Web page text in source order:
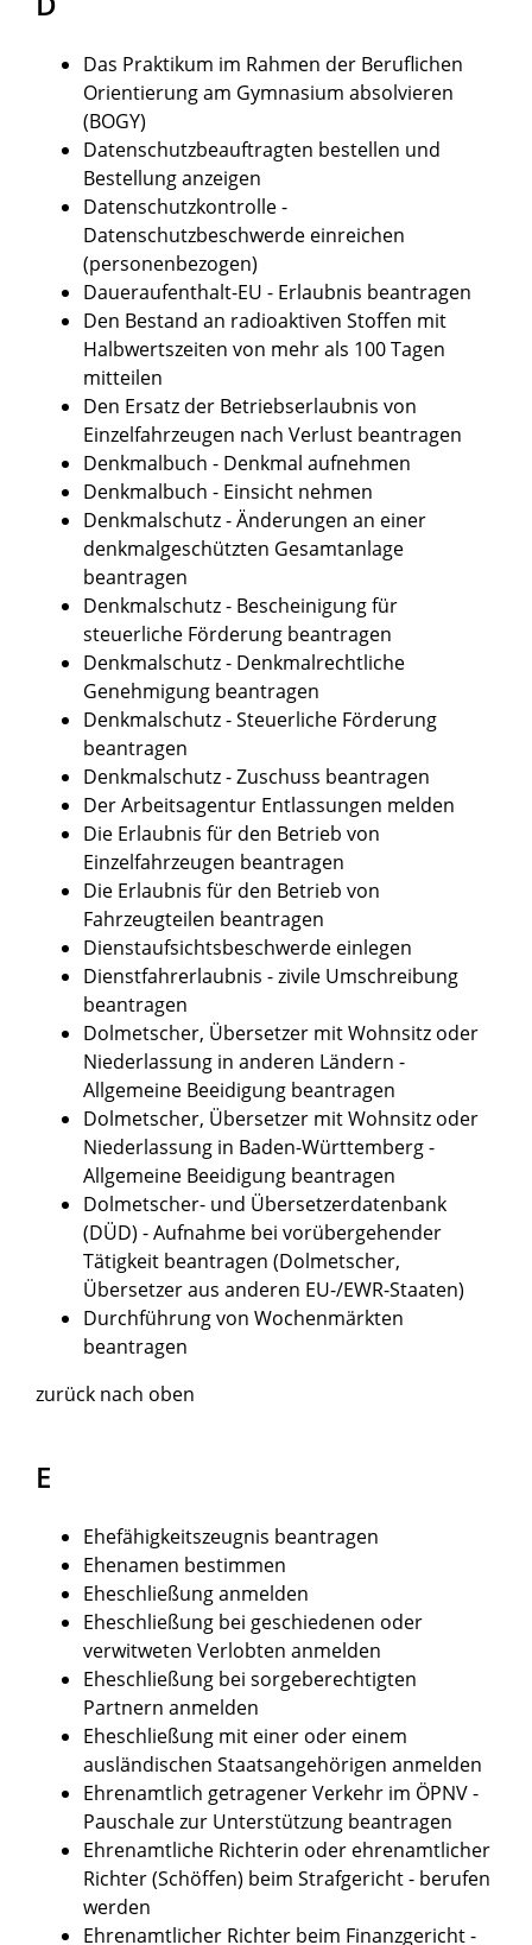
Das Praktikum im Rahmen der Beruflichen
Orientierung am Gymnasium absolvieren
(BOGY)
Datenschutzbeauftragten bestellen und
Bestellung anzeigen
Datenschutzkontrolle -
Datenschutzbeschwerde einreichen
(personenbezogen)
Daueraufenthalt-EU - Erlaubnis beantragen
Den Bestand an radioaktiven Stoffen mit
Halbwertszeiten von mehr als 100 Tagen
mitteilen
Den Ersatz der Betriebserlaubnis von
Einzelfahrzeugen nach Verlust beantragen
Denkmalbuch - Denkmal aufnehmen
Denkmalbuch - Einsicht nehmen
Denkmalschutz - Änderungen an einer
denkmalgeschützten Gesamtanlage
beantragen
Denkmalschutz - Bescheinigung für
steuerliche Förderung beantragen
Denkmalschutz - Denkmalrechtliche
Genehmigung beantragen
Denkmalschutz - Steuerliche Förderung
beantragen
Denkmalschutz - Zuschuss beantragen
Der Arbeitsagentur Entlassungen melden
Die Erlaubnis für den Betrieb von
Einzelfahrzeugen beantragen
Die Erlaubnis für den Betrieb von
Fahrzeugteilen beantragen
Dienstaufsichtsbeschwerde einlegen
Dienstfahrerlaubnis - zivile Umschreibung
beantragen
Dolmetscher, Übersetzer mit Wohnsitz oder
Niederlassung in anderen Ländern -
Allgemeine Beeidigung beantragen
Dolmetscher, Übersetzer mit Wohnsitz oder
Niederlassung in Baden-Württemberg -
Allgemeine Beeidigung beantragen
Dolmetscher- und Übersetzerdatenbank
(DÜD) - Aufnahme bei vorübergehender
Tätigkeit beantragen (Dolmetscher,
Übersetzer aus anderen EU-/EWR-Staaten)
Durchführung von Wochenmärkten
beantragen
zurück nach oben
E
Ehefähigkeitszeugnis beantragen
Ehenamen bestimmen
Eheschließung anmelden
Eheschließung bei geschiedenen oder
verwitweten Verlobten anmelden
Eheschließung bei sorgeberechtigten
Partnern anmelden
Eheschließung mit einer oder einem
ausländischen Staatsangehörigen anmelden
Ehrenamtlich getragener Verkehr im ÖPNV -
Pauschale zur Unterstützung beantragen
Ehrenamtliche Richterin oder ehrenamtlicher
Richter (Schöffen) beim Strafgericht - berufen
werden
Ehrenamtlicher Richter beim Finanzgericht -